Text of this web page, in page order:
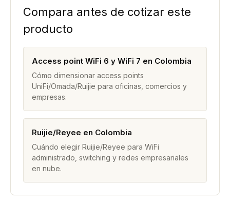
Compara antes de cotizar este
producto
Access point WiFi 6 y WiFi 7 en Colombia
Cómo dimensionar access points
UniFi/Omada/Ruijie para oficinas, comercios y
empresas.
Ruijie/Reyee en Colombia
Cuándo elegir Ruijie/Reyee para WiFi
administrado, switching y redes empresariales
en nube.